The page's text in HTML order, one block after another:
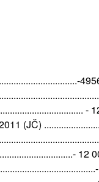
-
(JČ)
12